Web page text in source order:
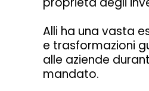
Alli ha una vasta
e trasformazioni
alle aziende
mandato.